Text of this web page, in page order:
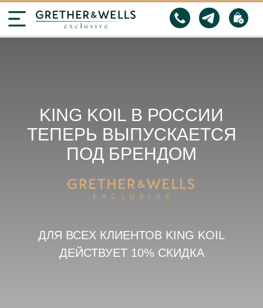
KING KOIL В РОССИИ
ТЕПЕРЬ ВЫПУСКАЕТСЯ
ПОД БРЕНДОМ
ДЛЯ ВСЕХ КЛИЕНТОВ KING KOIL
ДЕЙСТВУЕТ 10% СКИДКА